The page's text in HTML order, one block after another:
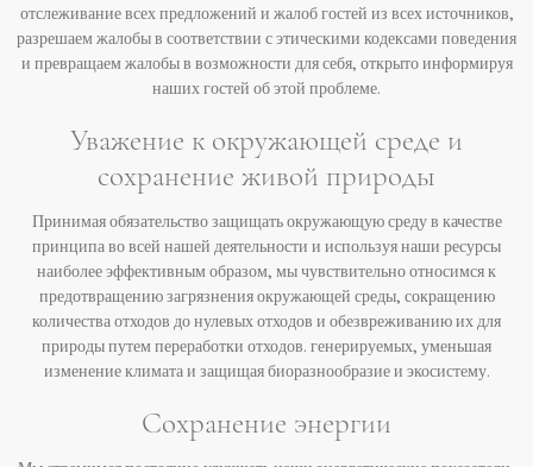
отслеживание всех предложений и жалоб гостей из всех источников,
разрешаем жалобы в соответствии с этическими кодексами поведения
и превращаем жалобы в возможности для себя, открыто информируя
наших гостей об этой проблеме.
Уважение к окружающей среде и
сохранение живой природы
Принимая обязательство защищать окружающую среду в качестве
принципа во всей нашей деятельности и используя наши ресурсы
наиболее эффективным образом, мы чувствительно относимся к
предотвращению загрязнения окружающей среды, сокращению
количества отходов до нулевых отходов и обезвреживанию их для
природы путем переработки отходов. генерируемых, уменьшая
изменение климата и защищая биоразнообразие и экосистему.
Сохранение энергии